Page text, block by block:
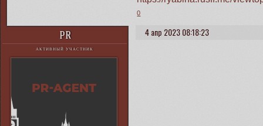
0
4 апр 2023 08:18:23
PR
АКТИВНЫЙ УЧАСТНИК